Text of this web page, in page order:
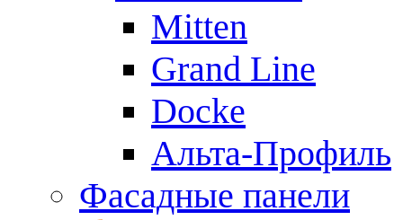
Mitten
Grand Line
Docke
Альта-Профиль
Фасадные панели